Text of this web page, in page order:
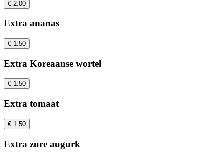
€ 2.00
Extra ananas
€ 1.50
Extra Koreaanse wortel
€ 1.50
Extra tomaat
€ 1.50
Extra zure augurk